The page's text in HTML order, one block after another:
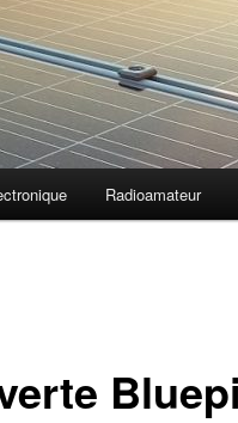
Radioamateur